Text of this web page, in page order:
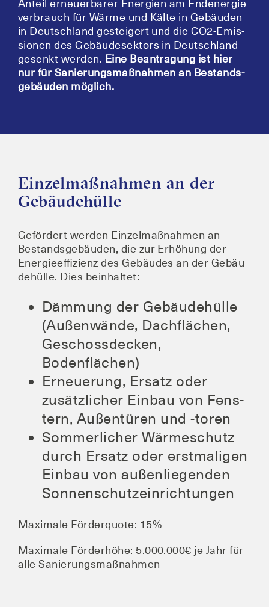
Anteil erneu­er­ba­rer Ener­gien am End­ener­gie­
ver­brauch für Wär­me und Käl­te in Gebäu­den
in Deutsch­land gestei­gert und die CO2-Emis­
sio­nen des Gebäu­de­sek­tors in Deutsch­land
gesenkt wer­den. Eine Bean­tra­gung ist hier
nur für Sanie­rungs­maß­nah­men an Bestands­
ge­bäu­den möglich.
Einzelmaßnahmen an der
Gebäudehülle
Geför­dert wer­den Ein­zel­maß­nah­men an
Bestands­ge­bäu­den, die zur Erhö­hung der
Ener­gie­ef­fi­zi­enz des Gebäu­des an der Gebäu­
de­hül­le. Dies beinhaltet:
Däm­mung der Gebäu­de­hül­le
(Außen­wän­de, Dach­flä­chen,
Geschoss­de­cken,
Bodenflächen)
Erneue­rung, Ersatz oder
zusätz­li­cher Ein­bau von Fens­
tern, Außen­tü­ren und ‑toren
Som­mer­li­cher Wär­me­schutz
durch Ersatz oder erst­ma­li­gen
Ein­bau von außen­lie­gen­den
Sonnenschutzeinrichtungen
Maxi­ma­le För­der­quo­te: 15%
Maxi­ma­le För­der­hö­he: 5.000.000€ je Jahr für
alle Sanierungsmaßnahmen